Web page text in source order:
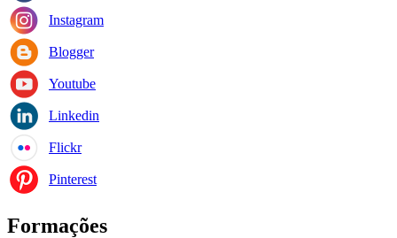
Instagram
Blogger
Youtube
Linkedin
Flickr
Pinterest
Formações